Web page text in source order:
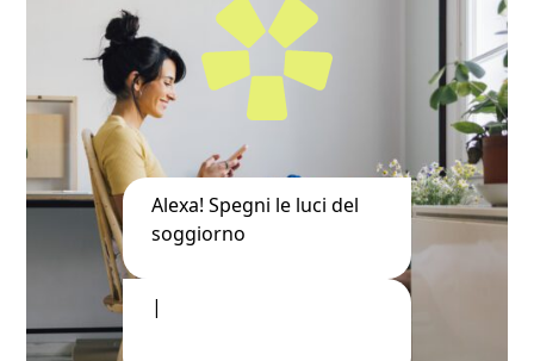
Alexa! Spegni le luci del
soggiorno
OK, spengo l